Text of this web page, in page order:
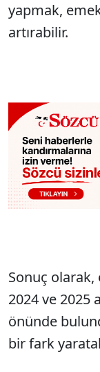
yapmak,
artırabilir.
Sonuç olarak,
2024 ve 2025
önünde
bir fark